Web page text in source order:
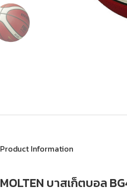
Product Information
MOLTEN บาสเก็ตบอล